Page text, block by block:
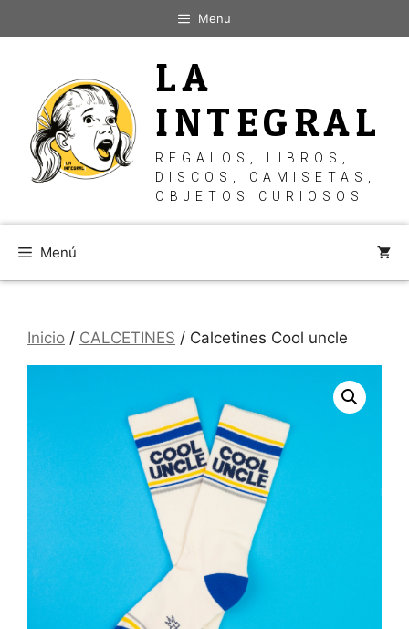
al
Menu
LA
INTEGRAL
REGALOS, LIBROS,
DISCOS, CAMISETAS,
OBJETOS CURIOSOS
Menú
Inicio / CALCETINES / Calcetines Cool uncle